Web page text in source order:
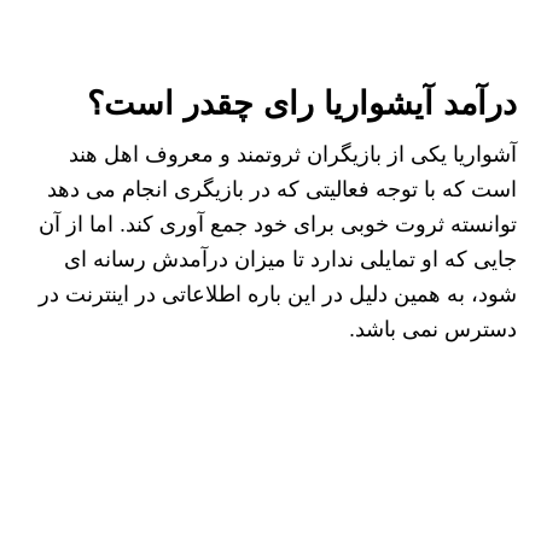
درآمد آیشواریا رای چقدر است؟
آشواریا یکی از بازیگران ثروتمند و معروف اهل هند
است که با توجه فعالیتی که در بازیگری انجام می دهد
توانسته ثروت خوبی برای خود جمع آوری کند. اما از آن
جایی که او تمایلی ندارد تا میزان درآمدش رسانه ای
شود، به همین دلیل در این باره اطلاعاتی در اینترنت در
دسترس نمی باشد.